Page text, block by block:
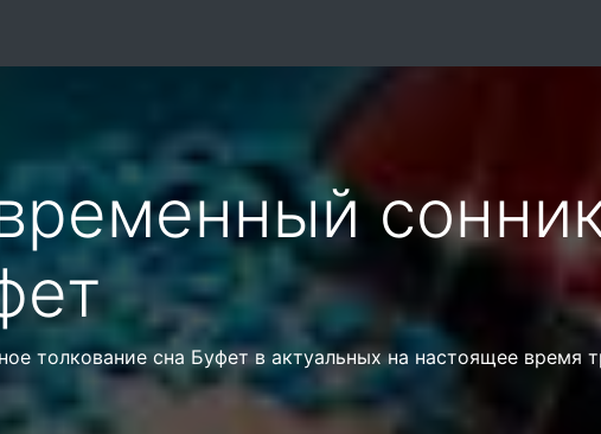
толкование сна Буфет в актуальных на настоящее время